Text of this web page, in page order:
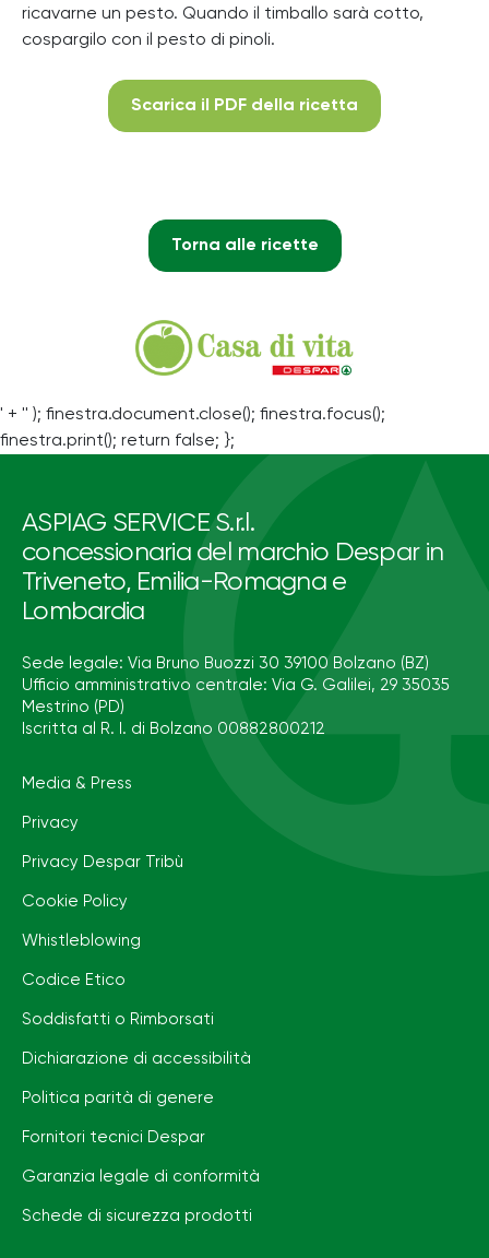
ricavarne un pesto. Quando il timballo sarà cotto,
cospargilo con il pesto di pinoli.
Scarica il PDF della ricetta
Torna alle ricette
' + '' ); finestra.document.close(); finestra.focus();
finestra.print(); return false; };
ASPIAG SERVICE S.r.l.
concessionaria del marchio Despar in
Triveneto, Emilia-Romagna e
Lombardia
Sede legale: Via Bruno Buozzi 30 39100 Bolzano (BZ)
Ufficio amministrativo centrale: Via G. Galilei, 29 35035
Mestrino (PD)
Iscritta al R. I. di Bolzano 00882800212
Media & Press
Privacy
Privacy Despar Tribù
Cookie Policy
Whistleblowing
Codice Etico
Soddisfatti o Rimborsati
Dichiarazione di accessibilità
Politica parità di genere
Fornitori tecnici Despar
Garanzia legale di conformità
Schede di sicurezza prodotti